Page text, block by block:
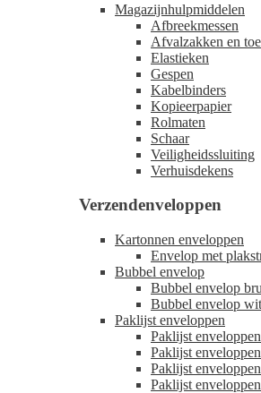
Magazijnhulpmiddelen
Afbreekmessen
Afvalzakken en
Elastieken
Gespen
Kabelbinders
Kopieerpapier
Rolmaten
Schaar
Veiligheidssluiting
Verhuisdekens
Verzendenveloppen
Kartonnen enveloppen
Envelop met
Bubbel envelop
Bubbel envelop
Bubbel envelop wit
Paklijst enveloppen
Paklijst
Paklijst
Paklijst
Paklijst